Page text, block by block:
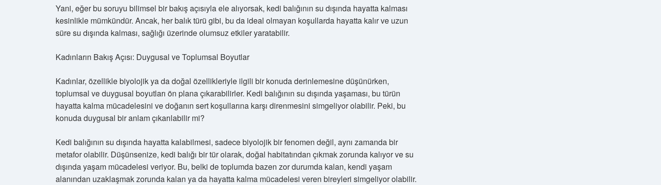
Yani, eğer bu soruyu bilimsel bir bakış açısıyla ele alıyorsak, kedi balığının su dışında hayatta kalması
kesinlikle mümkündür. Ancak, her balık türü gibi, bu da ideal olmayan koşullarda hayatta kalır ve uzun
süre su dışında kalması, sağlığı üzerinde olumsuz etkiler yaratabilir.
Kadınların Bakış Açısı: Duygusal ve Toplumsal Boyutlar
Kadınlar, özellikle biyolojik ya da doğal özellikleriyle ilgili bir konuda derinlemesine düşünürken,
toplumsal ve duygusal boyutları ön plana çıkarabilirler. Kedi balığının su dışında yaşaması, bu türün
hayatta kalma mücadelesini ve doğanın sert koşullarına karşı direnmesini simgeliyor olabilir. Peki, bu
konuda duygusal bir anlam çıkarılabilir mi?
Kedi balığının su dışında hayatta kalabilmesi, sadece biyolojik bir fenomen değil, aynı zamanda bir
metafor olabilir. Düşünsenize, kedi balığı bir tür olarak, doğal habitatından çıkmak zorunda kalıyor ve su
dışında yaşam mücadelesi veriyor. Bu, belki de toplumda bazen zor durumda kalan, kendi yaşam
alanından uzaklaşmak zorunda kalan ya da hayatta kalma mücadelesi veren bireyleri simgeliyor olabilir.